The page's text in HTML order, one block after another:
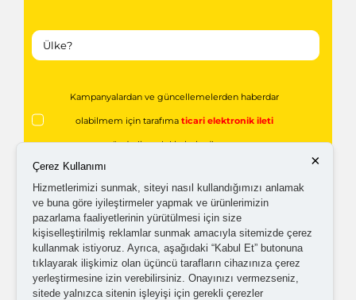
Kampanyalardan ve güncellemelerden haberdar
olabilmem için tarafımaticari elektronik ileti
gönderilmesini kabul ediyorum.
Kişisel verilerimin işlenmesine yönelikaydınlatma ve
açık rıza metni'ni okudum,onaylıyorum.
×
Çerez Kullanımı
Hizmetlerimizi sunmak, siteyi nasıl kullandığımızı anlamak
ve buna göre iyileştirmeler yapmak ve ürünlerimizin
pazarlama faaliyetlerinin yürütülmesi için size
kişiselleştirilmiş reklamlar sunmak amacıyla sitemizde çerez
kullanmak istiyoruz. Ayrıca, aşağıdaki “Kabul Et” butonuna
tıklayarak ilişkimiz olan üçüncü tarafların cihazınıza çerez
yerleştirmesine izin verebilirsiniz. Onayınızı vermezseniz,
sitede yalnızca sitenin işleyişi için gerekli çerezler